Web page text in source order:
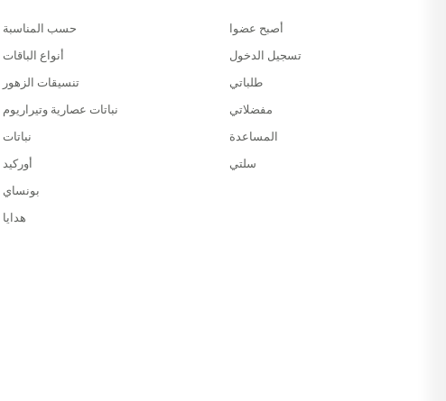
حسب المناسبة
أنواع الباقات
تنسيقات الزهور
نباتات عصارية وتيراريوم
نباتات
أوركيد
بونساي
هدايا
أصبح عضوا
تسجيل الدخول
طلباتي
مفضلاتي
المساعدة
سلتي